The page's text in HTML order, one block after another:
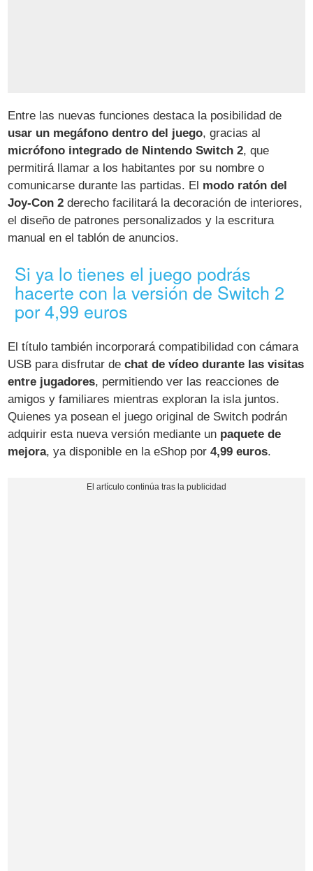
Entre las nuevas funciones destaca la posibilidad de
usar un megáfono dentro del juego, gracias al
micrófono integrado de Nintendo Switch 2, que
permitirá llamar a los habitantes por su nombre o
comunicarse durante las partidas. El modo ratón del
Joy-Con 2 derecho facilitará la decoración de interiores,
el diseño de patrones personalizados y la escritura
manual en el tablón de anuncios.
Si ya lo tienes el juego podrás
hacerte con la versión de Switch 2
por 4,99 euros
El título también incorporará compatibilidad con cámara
USB para disfrutar dechat de vídeo durante las visitas
entre jugadores, permitiendo ver las reacciones de
amigos y familiares mientras exploran la isla juntos.
Quienes ya posean el juego original de Switch podrán
adquirir esta nueva versión mediante un paquete de
mejora, ya disponible en la eShop por4,99 euros.